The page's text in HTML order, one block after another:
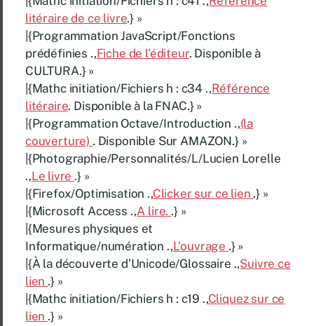
litéraire de ce livre.} »
|{Programmation JavaScript/Fonctions
prédéfinies .,Fiche de l’éditeur. Disponible à
CULTURA.} »
|{Mathc initiation/Fichiers h : c34 .,Référence
litéraire. Disponible à la FNAC.} »
|{Programmation Octave/Introduction .,(la
couverture) . Disponible Sur AMAZON.} »
|{Photographie/Personnalités/L/Lucien Lorelle
.,Le livre .} »
|{Firefox/Optimisation .,Clicker sur ce lien .} »
|{Microsoft Access .,A lire. .} »
|{Mesures physiques et
Informatique/numération .,L’ouvrage .} »
|{À la découverte d’Unicode/Glossaire .,Suivre ce
lien .} »
|{Mathc initiation/Fichiers h : c19 .,Cliquez sur ce
lien .} »